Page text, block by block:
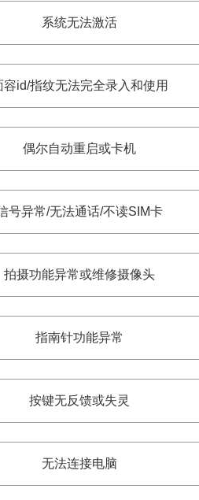
系统无法激活
容id/指纹无法完全录入和使用
偶尔自动重启或卡机
号异常/无法通话/不读SIM卡
拍摄功能异常或维修摄像头
指南针功能异常
按键无反馈或失灵
无法连接电脑